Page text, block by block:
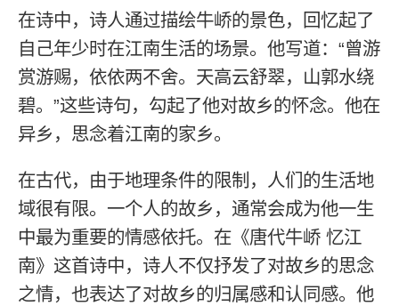
在诗中，诗人通过描绘牛峤的景色，回忆起了
自己年少时在江南生活的场景。他写道：“曾游
赏游赐，依依两不舍。天高云舒翠，山郭水绕
碧。”这些诗句，勾起了他对故乡的怀念。他在
异乡，思念着江南的家乡。
在古代，由于地理条件的限制，人们的生活地
域很有限。一个人的故乡，通常会成为他一生
中最为重要的情感依托。在《唐代牛峤 忆江
南》这首诗中，诗人不仅抒发了对故乡的思念
之情，也表达了对故乡的归属感和认同感。他